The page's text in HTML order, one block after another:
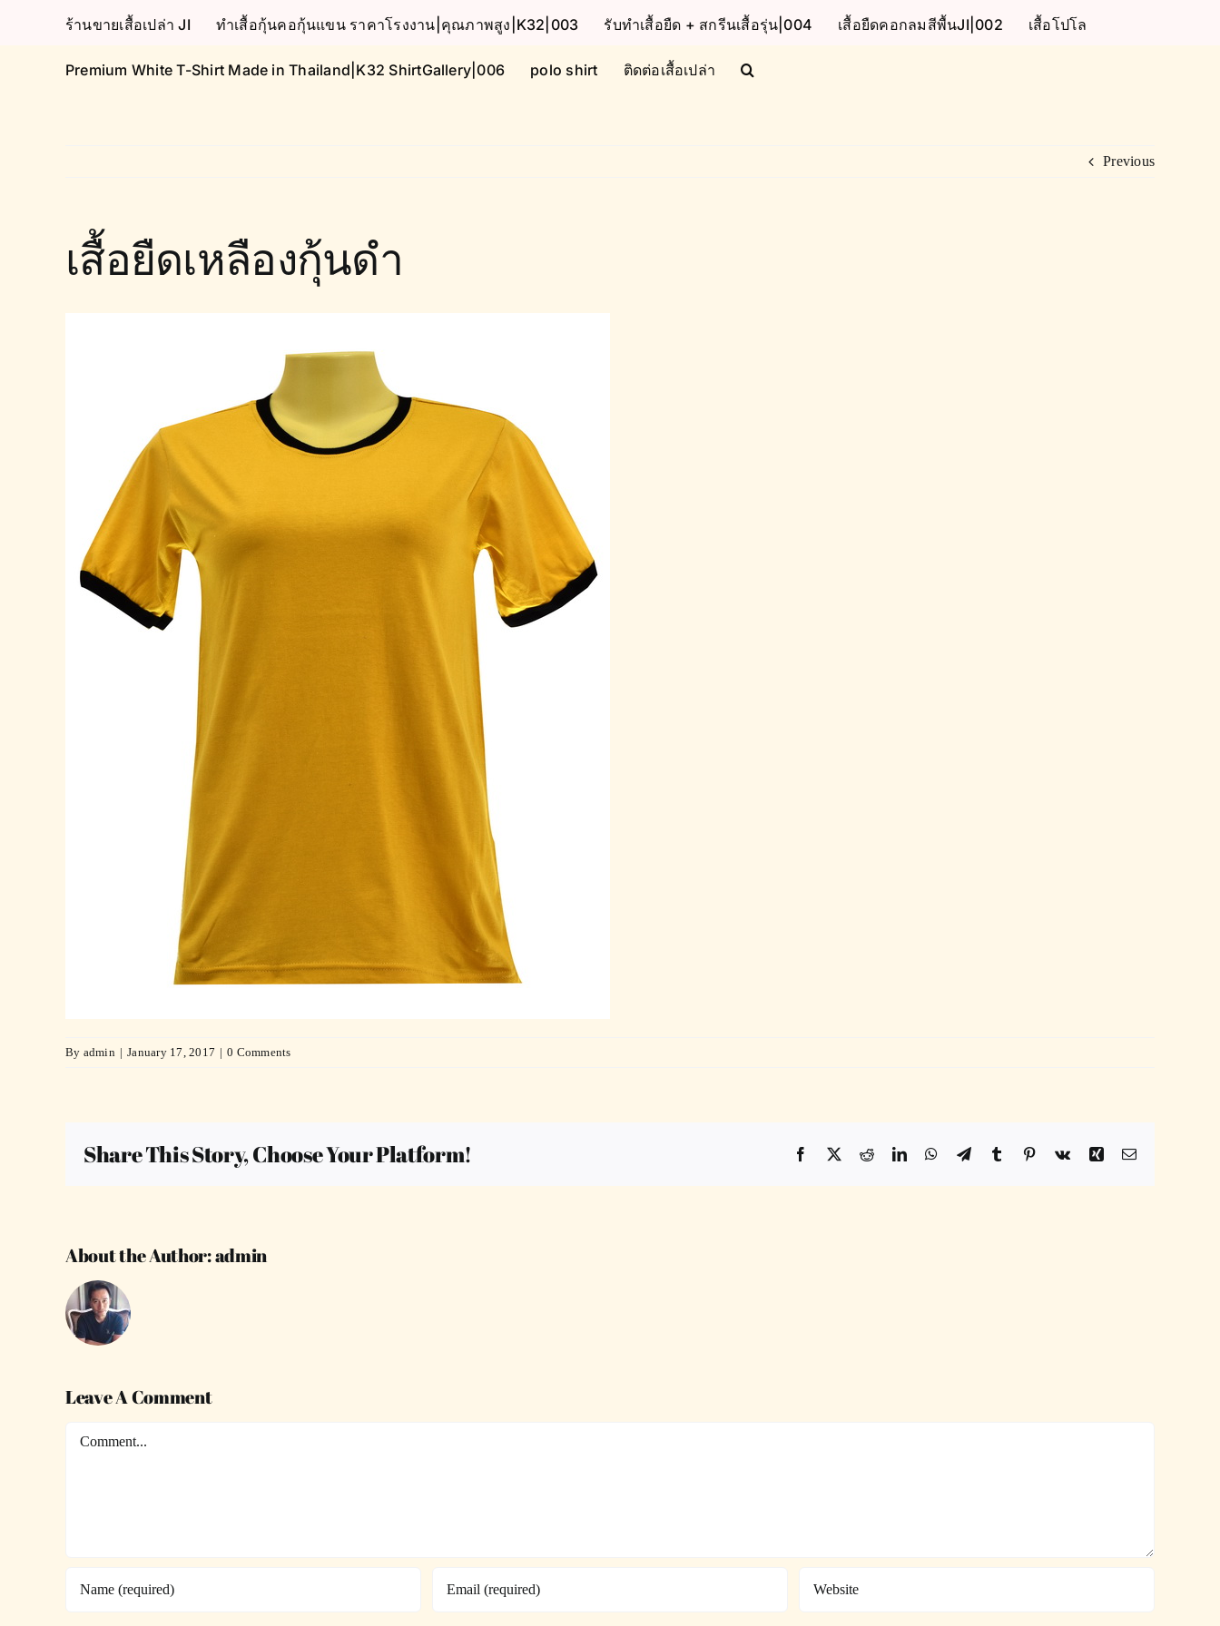
ร้านขายเสื้อเปล่า JI ทำเสื้อกุ้นคอกุ้นแขน ราคาโรงงาน|คุณภาพสูง|K32|003 รับทำเสื้อยืด + สกรีนเสื้อรุ่น|004 เสื้อยืดคอกลมสีพื้นJI|002 เสื้อโปโล
Premium White T-Shirt Made in Thailand|K32 ShirtGallery|006 polo shirt ติดต่อเสื้อเปล่า
Previous
เสื้อยืดเหลืองกุ้นดำ
By admin | January 17, 2017 | 0 Comments
Share This Story, Choose Your Platform! Facebook
X RedditLinkedInWhatsApp
TelegramTumblr Pinterest
Vk Xing Email
About the Author:admin
Leave A Comment
Comment